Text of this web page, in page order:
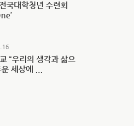
국대학청년 수련회
“우리의 생각과 삶으
세상에 ...